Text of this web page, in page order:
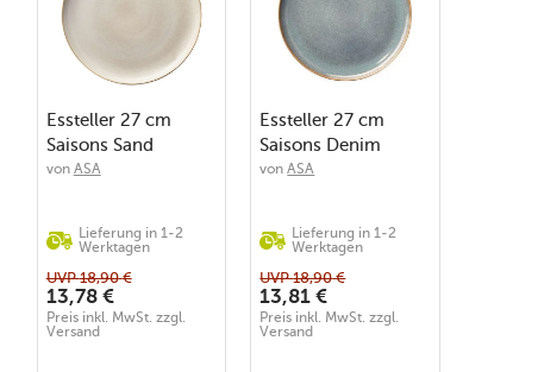
Essteller 27 cm
Saisons Sand
von ASA
Lieferung in 1-2
Werktagen
UVP18,90 €
13,78 €
Preis inkl. MwSt. zzgl.
Versand
Essteller 27 cm
Saisons Denim
vonASA
Lieferung in 1-2
Werktagen
UVP18,90 €
13,81 €
Preis inkl. MwSt. zzgl.
Versand